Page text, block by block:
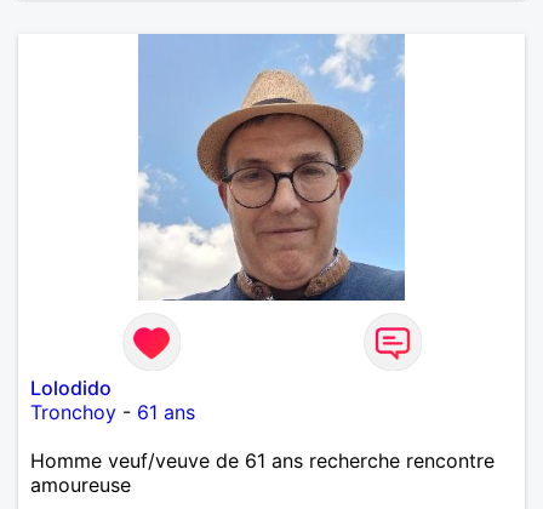
Lolodido
Tronchoy - 61 ans
Homme veuf/veuve de 61 ans recherche rencontre
amoureuse